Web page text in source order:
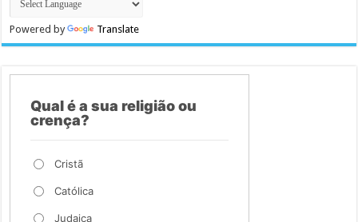
Powered by Translate
Qual é a sua religião ou
crença?
Cristã
Católica
Judaica